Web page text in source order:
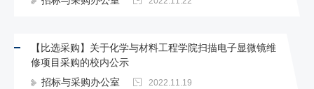
【比选采购】关于化学与材料工程学院扫描电子显微镜维
修项目采购的校内公示
招标与采购办公室
2022.11.19